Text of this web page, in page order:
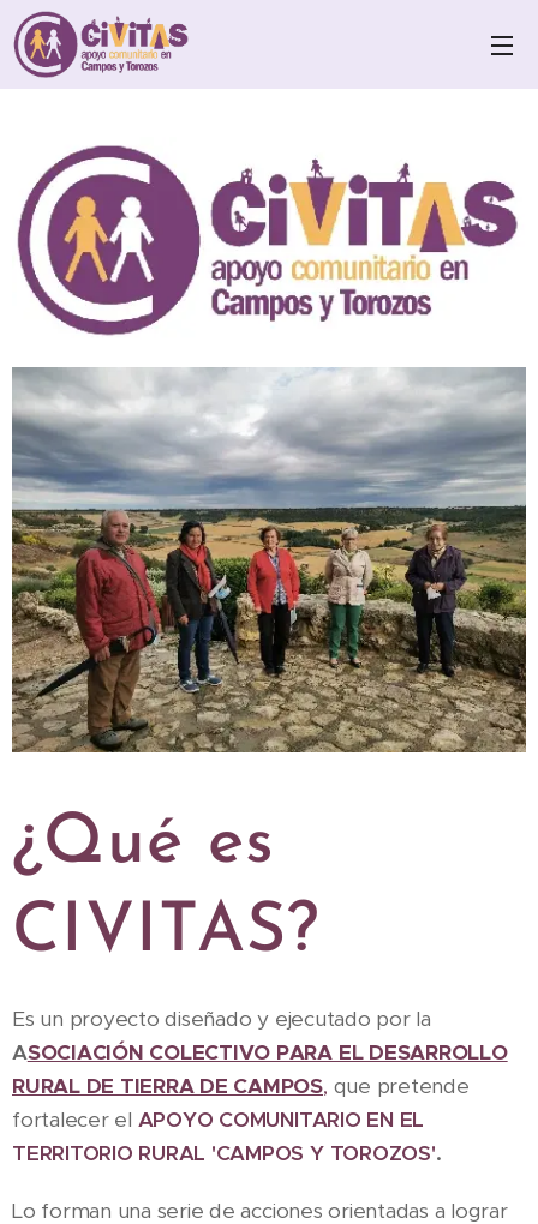
¿Qué es
CI VIT AS?
Es un proyecto diseñado y ejecutado por la
ASOCIACIÓN COLECTIVO PARA EL DESARROLLO
RURAL DE TIERRA DE CAMPOS, que pretende
fortalecer el APOYO COMUNITARIO EN EL
TERRITORIO RURAL 'CAMPOS Y TOROZOS'.
Lo forman una serie de acciones orientadas a lograr